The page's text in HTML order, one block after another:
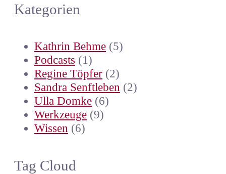
Kategorien
Kathrin Behme (5)
Podcasts (1)
Regine Töpfer (2)
Sandra Senftleben (2)
Ulla Domke (6)
Werkzeuge (9)
Wissen (6)
Tag Cloud